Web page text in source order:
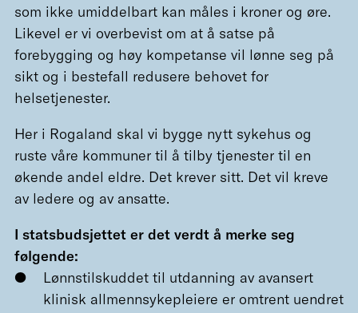
som ikke umiddelbart kan måles i kroner og øre.
Likevel er vi overbevist om at å satse på
forebygging og høy kompetanse vil lønne seg på
sikt og i bestefall redusere behovet for
helsetjenester.
Her i Rogaland skal vi bygge nytt sykehus og
ruste våre kommuner til å tilby tjenester til en
økende andel eldre. Det krever sitt. Det vil kreve
av ledere og av ansatte.
I statsbudsjettet er det verdt å merke seg
følgende:
Lønnstilskuddet til utdanning av avansert
klinisk allmennsykepleiere er omtrent uendret